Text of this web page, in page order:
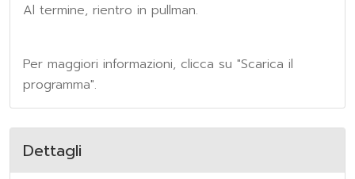
Al termine, rientro in pullman.
Per maggiori informazioni, clicca su "Scarica il
programma".
Dettagli